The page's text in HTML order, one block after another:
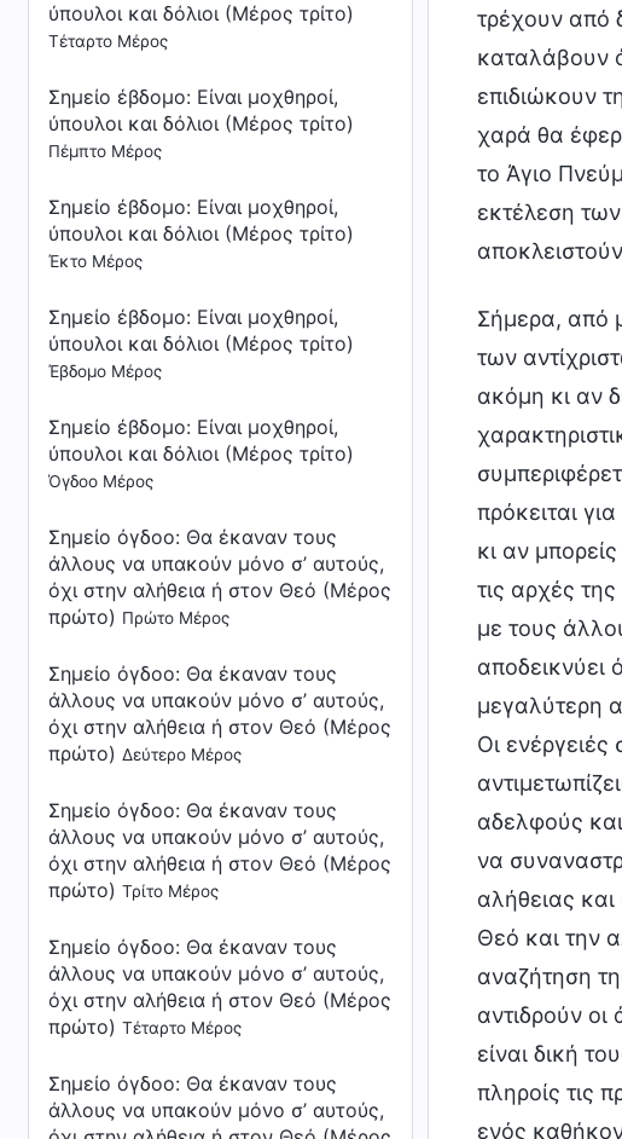
ύπουλοι και δόλιοι (Μέρος τρίτο)
Τέταρτο Μέρος
Σημείο έβδομο: Είναι μοχθηροί,
ύπουλοι και δόλιοι (Μέρος τρίτο)
Πέμπτο Μέρος
Σημείο έβδομο: Είναι μοχθηροί,
ύπουλοι και δόλιοι (Μέρος τρίτο)
Έκτο Μέρος
Σημείο έβδομο: Είναι μοχθηροί,
ύπουλοι και δόλιοι (Μέρος τρίτο)
Έβδομο Μέρος
Σημείο έβδομο: Είναι μοχθηροί,
ύπουλοι και δόλιοι (Μέρος τρίτο)
Όγδοο Μέρος
Σημείο όγδοο: Θα έκαναν τους
άλλους να υπακούν μόνο σ’ αυτούς,
όχι στην αλήθεια ή στον Θεό (Μέρος
πρώτο) Πρώτο Μέρος
Σημείο όγδοο: Θα έκαναν τους
άλλους να υπακούν μόνο σ’ αυτούς,
όχι στην αλήθεια ή στον Θεό (Μέρος
πρώτο) Δεύτερο Μέρος
Σημείο όγδοο: Θα έκαναν τους
άλλους να υπακούν μόνο σ’ αυτούς,
όχι στην αλήθεια ή στον Θεό (Μέρος
πρώτο) Τρίτο Μέρος
Σημείο όγδοο: Θα έκαναν τους
άλλους να υπακούν μόνο σ’ αυτούς,
όχι στην αλήθεια ή στον Θεό (Μέρος
πρώτο) Τέταρτο Μέρος
Σημείο όγδοο: Θα έκαναν τους
άλλους να υπακούν μόνο σ’ αυτούς,
τρέχουν από
καταλάβουν
επιδιώκουν
χαρά θα
το Άγιο
εκτέλεση
Σήμερα, από
των
ακόμη κι αν
πρόκειται
κι αν
τις αρχές
με τους
αποδεικνύει
μεγαλύτερη
Οι
αδελφούς
να
αλήθειας
Θεό και την
αναζήτηση
αντιδρούν
είναι δική
πληροίς τις
ενός